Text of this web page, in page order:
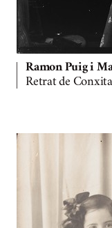
Ramon Puig i
Retrat de